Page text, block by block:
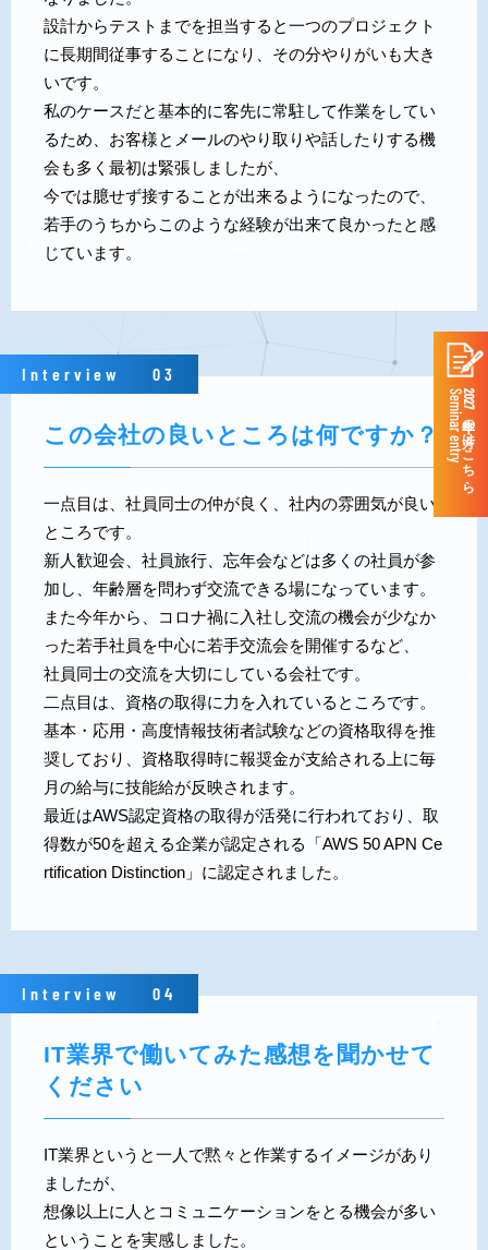
Seminar entry2027年卒の方はこちら
設計からテストまでを担当すると一つのプロジェクト
に長期間従事することになり、その分やりがいも大き
いです。
私のケースだと基本的に客先に常駐して作業をしてい
るため、お客様とメールのやり取りや話したりする機
会も多く最初は緊張しましたが、
今では臆せず接することが出来るようになったので、
若手のうちからこのような経験が出来て良かったと感
じています。
Interview 03
この会社の良いところは何ですか？
一点目は、社員同士の仲が良く、社内の雰囲気が良い
ところです。
新人歓迎会、社員旅行、忘年会などは多くの社員が参
加し、年齢層を問わず交流できる場になっています。
また今年から、コロナ禍に入社し交流の機会が少なか
った若手社員を中心に若手交流会を開催するなど、
社員同士の交流を大切にしている会社です。
二点目は、資格の取得に力を入れているところです。
基本・応用・高度情報技術者試験などの資格取得を推
奨しており、資格取得時に報奨金が支給される上に毎
月の給与に技能給が反映されます。
最近はAWS認定資格の取得が活発に行われており、取
得数が50を超える企業が認定される「AWS 50 APN Ce
rtification Distinction」に認定されました。
Interview 04
IT業界で働いてみた感想を聞かせて
ください
IT業界というと一人で黙々と作業するイメージがあり
ましたが、
想像以上に人とコミュニケーションをとる機会が多い
ということを実感しました。